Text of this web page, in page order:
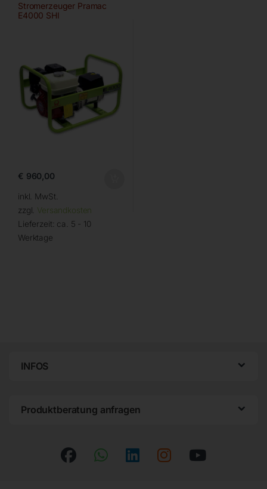
Stromerzeuger Pramac
E4000 SHI
€ 960,00
inkl. MwSt.
zzgl. Versandkosten
Lieferzeit: ca. 5 - 10
Werktage
INFOS
Produktberatung anfragen